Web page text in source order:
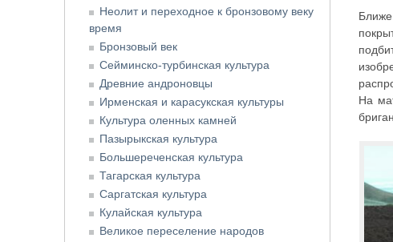
На
Неолит и переходное к бронзовому веку
время
Бронзовый век
Сейминско-турбинская культура
Древние андроновцы
Ирменская и карасукская культуры
Культура оленных камней
Пазырыкская культура
Большереченская культура
Тагарская культура
Саргатская культура
Кулайская культура
Великое переселение народов